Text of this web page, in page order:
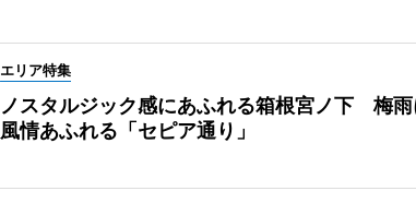
エリア特集
ノスタルジック感にあふれる箱根宮ノ下 梅雨
風情あふれる「セピア通り」